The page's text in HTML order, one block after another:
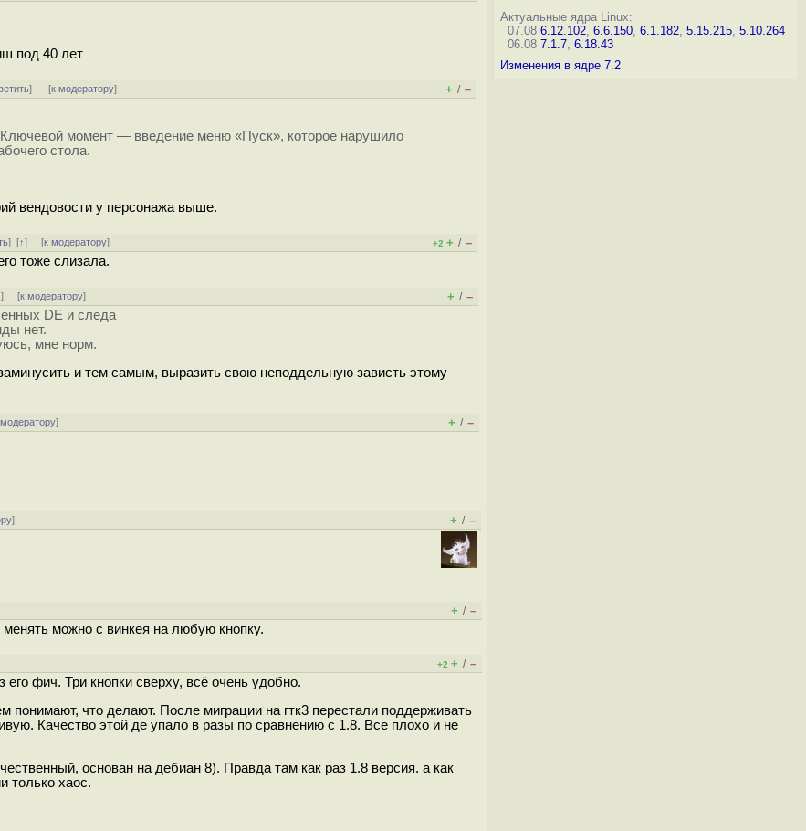
под 40 лет
] [к модератору] + / –
момент — введение меню «Пуск», которое нарушило
стола.
вендовости у персонажа выше.
][↑] [к модератору] +2 + / –
тоже слизала.
] [к модератору] + / –
DE и следа
нет.
мне норм.
и тем самым, выразить свою неподдельную зависть этому
] + / –
] + / –
+ / –
можно с винкея на любую кнопку.
+2 + / –
фич. Три кнопки сверху, всё очень удобно.
понимают, что делают. После миграции на гтк3 перестали поддерживать
Качество этой де упало в разы по сравнению с 1.8. Все плохо и не
основан на дебиан 8). Правда там как раз 1.8 версия. а как
только хаос.
Актуальные ядра Linux:
07.08 6.12.102, 6.6.150, 6.1.182, 5.15.215, 5.10.264
06.08 7.1.7, 6.18.43
Изменения в ядре 7.2